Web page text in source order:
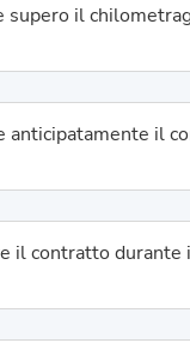
supero il
anticipatamente il
il contratto durante